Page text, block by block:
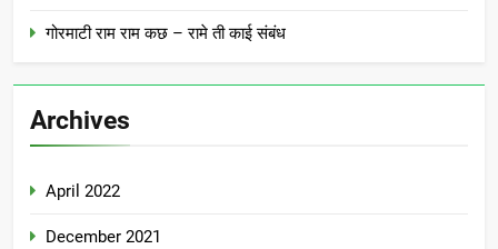
गोरमाटी राम राम कछ – रामे ती काई संबंध
Archives
April 2022
December 2021